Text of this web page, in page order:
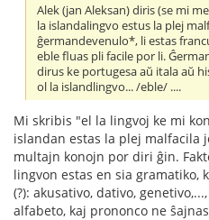
Alek (jan Aleksan) diris (se mi
la islandalingvo estus la plej
ĝermandevenulo*, li estas
eble fluas pli facile por li.
dirus ke portugesa aŭ itala aŭ
ol la islandlingvo... /eble/ ....
Mi skribis "el la lingvoj ke mi
islandan estas la plej malfacila
multajn konojn por diri ĝin.
lingvon estas en sia gramatiko,
(?): akusativo, dativo,
alfabeto, kaj prononco ne